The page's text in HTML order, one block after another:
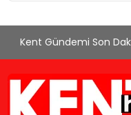
Kent Gündemi Son